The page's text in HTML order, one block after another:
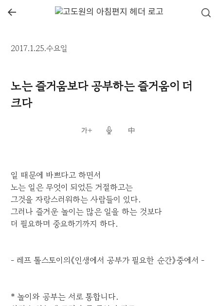
←
2017.1.25.수요일
노는 즐거움보다 공부하는 즐거움이 더
크다
일 때문에 바쁘다고 하면서
노는 일은 무엇이 되었든 거절하고는
그것을 자랑스러워하는 사람들이 있다.
그러나 즐거운 놀이는 많은 일을 하는 것보다
더 필요하며 중요하기까지 하다.
- 레프 톨스토이의《인생에서 공부가 필요한 순간》중에서 -
* 놀이와 공부는 서로 통합니다.